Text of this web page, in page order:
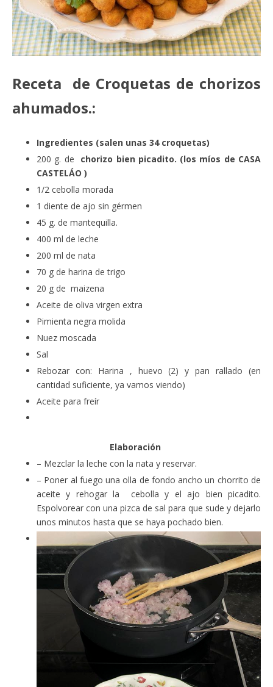
Receta de Croquetas de chorizos
ahumados.:
Ingredientes (salen unas 34 croquetas)
200 g. de
chorizo bien picadito. (los míos de CASA
CASTELÁO )
1/2 cebolla morada
1 diente de ajo sin gérmen
45 g. de mantequilla.
400 ml de leche
200 ml de nata
70 g de harina de trigo
20 g de maizena
Aceite de oliva virgen extra
Pimienta negra molida
Nuez moscada
Sal
Rebozar con: Harina , huevo (2) y pan rallado (en
cantidad suficiente, ya vamos viendo)
Aceite para freír
Elaboración
– Mezclar la leche con la nata y reservar.
– Poner al fuego una olla de fondo ancho un chorrito de
aceite y rehogar la cebolla y el ajo bien picadito.
Espolvorear con una pizca de sal para que sude y dejarlo
unos minutos hasta que se haya pochado bien.